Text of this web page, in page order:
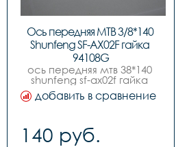
Ось передняя МТВ 3/8*140
Shunfeng SF-AX02F гайка
94108G
ось передняя мтв 38*140
shunfeng sf-ax02f гайка
добавить в сравнение
140 руб.